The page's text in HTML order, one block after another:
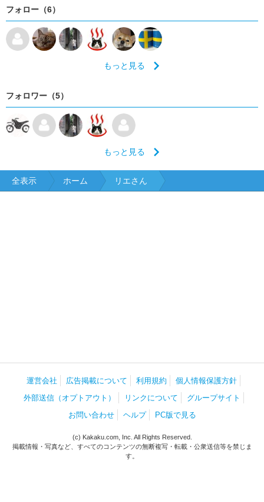
フォロー（6）
もっと見る
フォロワー（5）
もっと見る
全表示 ホーム リエさん
運営会社 広告掲載について 利用規約
個人情報保護方針
外部送信（オプトアウト）
リンクについて
グループサイト
お問い合わせ
ヘルプ PC版で見る
(c) Kakaku.com, Inc. All Rights Reserved.
掲載情報・写真など、すべてのコンテンツの無断複写・転載・公衆送信等を禁じま
す。